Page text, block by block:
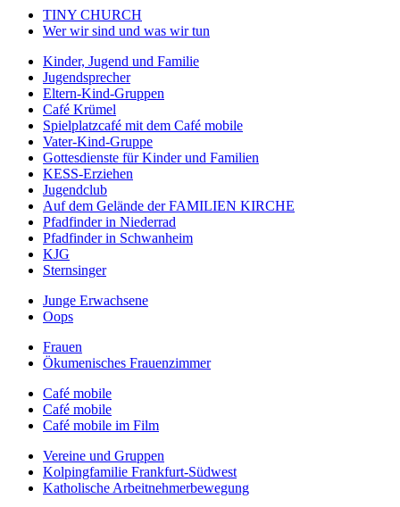
TINY CHURCH
Wer wir sind und was wir tun
Kinder, Jugend und Familie
Jugendsprecher
Eltern-Kind-Gruppen
Café Krümel
Spielplatzcafé mit dem Café mobile
Vater-Kind-Gruppe
Gottesdienste für Kinder und Familien
KESS-Erziehen
Jugendclub
Auf dem Gelände der FAMILIEN KIRCHE
Pfadfinder in Niederrad
Pfadfinder in Schwanheim
KJG
Sternsinger
Junge Erwachsene
Oops
Frauen
Ökumenisches Frauenzimmer
Café mobile
Café mobile
Café mobile im Film
Vereine und Gruppen
Kolpingfamilie Frankfurt-Südwest
Katholische Arbeitnehmerbewegung